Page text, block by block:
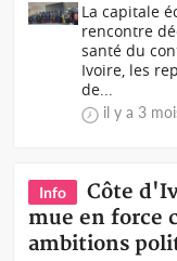
La capitale
rencontre
santé du
Ivoire, les
de...
il y a 3
Info
Côte
mue en force
ambitions